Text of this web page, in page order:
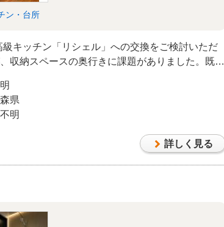
ン・台所
級キッチン「リシェル」への交換をご検討いただ
収納スペースの奥行きに課題がありました。既存
客様が希望される「調理家電を置くための
保できませんでした。「キッチンと同じ木目で統
いうデザインへのこだわりも大切にするため、壁
す造作工事をご提案。壁面を前に出すことで、規格
行き40cmを確保し、大型の家電もゆとりを持って
な収納空間を実現しました。
県
明
詳しく見る